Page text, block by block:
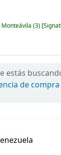
(3)
estás
de compra